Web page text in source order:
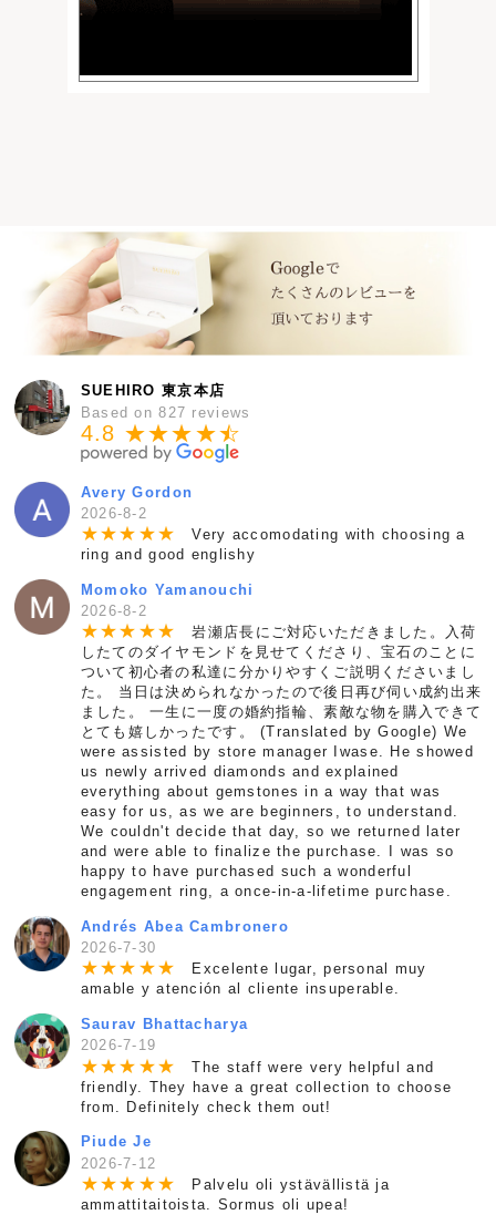
SUEHIRO 東京本店
Based on 827 reviews
4.8 ★★★★★
☆
Avery Gordon
2026-8-2
★★★ ★★
Very accomodating with choosing a
ring and good englishy
Momoko Yamanouchi
2026-8-2
★★★ ★★
岩瀬店長にご対応いただきました。入荷
したてのダイヤモンドを見せてくださり、宝石のことに
ついて初心者の私達に分かりやすくご説明くださいまし
た。 当日は決められなかったので後日再び伺い成約出来
ました。 一生に一度の婚約指輪、素敵な物を購入できて
とても嬉しかったです。 (Translated by Google) We
were assisted by store manager Iwase. He showed
us newly arrived diamonds and explained
everything about gemstones in a way that was
easy for us, as we are beginners, to understand.
We couldn't decide that day, so we returned later
and were able to finalize the purchase. I was so
happy to have purchased such a wonderful
engagement ring, a once-in-a-lifetime purchase.
Andrés Abea Cambronero
2026-7-30
★★★ ★★
Excelente lugar, personal muy
amable y atención al cliente insuperable.
Saurav Bhattacharya
2026-7-19
★★★ ★★
The staff were very helpful and
friendly. They have a great collection to choose
from. Definitely check them out!
Piude Je
2026-7-12
★★★ ★★
Palvelu oli ystävällistä ja
ammattitaitoista. Sormus oli upea!